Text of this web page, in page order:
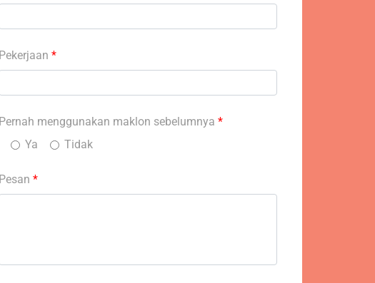
Pekerjaan*
Pernah menggunakan maklon sebelumnya*
Ya
Tidak
Pesan*